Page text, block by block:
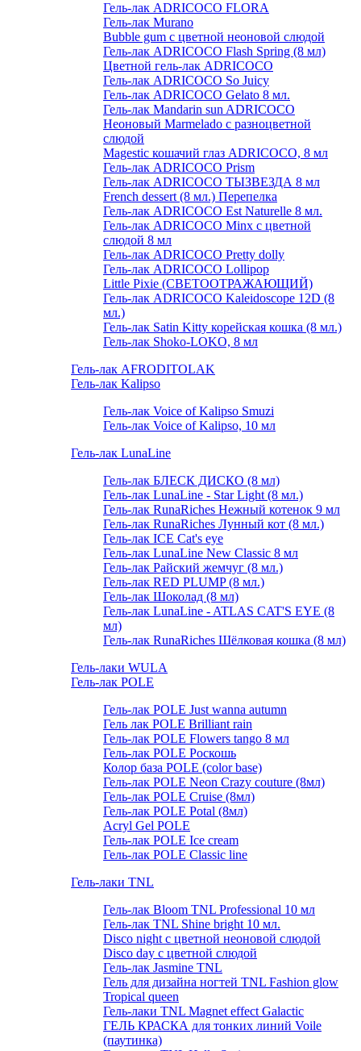
Гель-лак ADRICOCO FLORA
Гель-лак Murano
Bubble gum с цветной неоновой слюдой
Гель-лак ADRICOCO Flash Spring (8 мл)
Цветной гель-лак ADRICOCO
Гель-лак ADRICOCO So Juicy
Гель-лак ADRICOCO Gelato 8 мл.
Гель-лак Mandarin sun ADRICOCO
Неоновый Marmelado с разноцветной
слюдой
Magestic кошачий глаз ADRICOCO, 8 мл
Гель-лак ADRICOCO Prism
Гель-лак ADRICOCO ТЫЗВЕЗДА 8 мл
French dessert (8 мл.) Перепелка
Гель-лак ADRICOCO Est Naturelle 8 мл.
Гель-лак ADRICOCO Minx с цветной
слюдой 8 мл
Гель-лак ADRICOCO Pretty dolly
Гель-лак ADRICOCO Lollipop
Little Pixie (СВЕТООТРАЖАЮЩИЙ)
Гель-лак ADRICOCO Kaleidoscope 12D (8
мл.)
Гель-лак Satin Kitty корейская кошка (8 мл.)
Гель-лак Shoko-LOKO, 8 мл
Гель-лак AFRODITOLAK
Гель-лак Kalipso
Гель-лак Voice of Kalipso Smuzi
Гель-лак Voice of Kalipso, 10 мл
Гель-лак LunaLine
Гель-лак БЛЕСК ДИСКО (8 мл)
Гель-лак LunaLine - Star Light (8 мл.)
Гель-лак RunaRiches Нежный котенок 9 мл
Гель-лак RunaRiches Лунный кот (8 мл.)
Гель-лак ICE Cat's eye
Гель-лак LunaLine New Classic 8 мл
Гель-лак Райский жемчуг (8 мл.)
Гель-лак RED PLUMP (8 мл.)
Гель-лак Шоколад (8 мл)
Гель-лак LunaLine - ATLAS CAT'S EYE (8
мл)
Гель-лак RunaRiches Шёлковая кошка (8 мл)
Гель-лаки WULA
Гель-лак POLE
Гель-лак POLE Just wanna autumn
Гель лак POLE Brilliant rain
Гель-лак POLE Flowers tango 8 мл
Гель-лак POLE Роскошь
Колор база POLE (color base)
Гель-лак POLE Neon Crazy couture (8мл)
Гель-лак POLE Cruise (8мл)
Гель-лак POLE Potal (8мл)
Acryl Gel POLE
Гель-лак POLE Ice cream
Гель-лак POLE Classic line
Гель-лаки TNL
Гель-лак Bloom TNL Professional 10 мл
Гель-лак TNL Shine bright 10 мл.
Disco night с цветной неоновой слюдой
Disco day с цветной слюдой
Гель-лак Jasmine TNL
Гель для дизайна ногтей TNL Fashion glow
Tropical queen
Гель-лаки TNL Magnet effect Galactic
ГЕЛЬ КРАСКА для тонких линий Voile
(паутинка)